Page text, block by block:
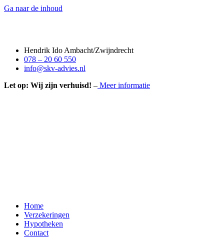
Ga naar de inhoud
Hendrik Ido Ambacht/Zwijndrecht
078 – 20 60 550
info@skv-advies.nl
Let op: Wij zijn verhuisd! – Meer informatie
Home
Verzekeringen
Hypotheken
Contact